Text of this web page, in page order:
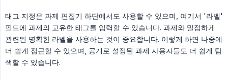
태그 지정은 과제 편집기 하단에서도 사용할 수 있으며, 여기서 '라벨'
필드에 과제의 고유한 태그를 입력할 수 있습니다. 과제와 밀접하게
관련된 명확한 라벨을 사용하는 것이 중요합니다. 이렇게 하면 나중에
더 쉽게 접근할 수 있으며, 공개로 설정된 과제 사용자들도 더 쉽게 탐
색할 수 있습니다.